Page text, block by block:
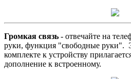
Громкая связь - отвечайте на
руки, функция "свободные руки".
комплекте к устройству
дополнение к встроенному.